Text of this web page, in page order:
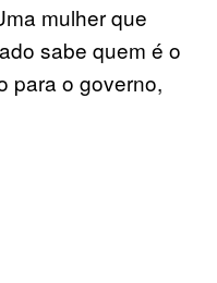
mulher que
sabe quem é o
para o governo,